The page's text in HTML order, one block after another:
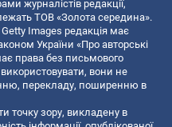
журналістів редакції,
ТОВ «Золота середина».
Getty Images редакція має
України «Про авторські
права без письмового
вони не
перекладу, поширенню в
точку зору, викладену в